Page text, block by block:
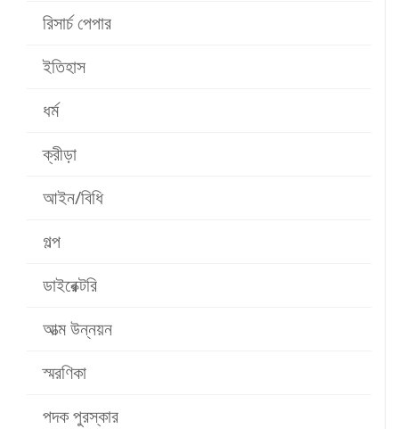
রিসার্চ পেপার
ইতিহাস
ধর্ম
ক্রীড়া
আইন/বিধি
গল্প
ডাইরেক্টরি
আত্ম উন্নয়ন
স্মরণিকা
পদক পুরস্কার